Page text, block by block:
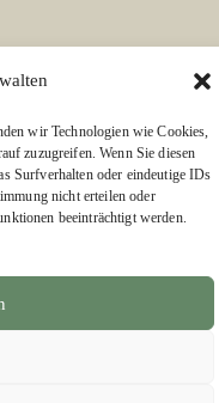
wir Technologien wie Cookies,
zuzugreifen. Wenn Sie diesen
Surfverhalten oder eindeutige IDs
nicht erteilen oder
beeinträchtigt werden.